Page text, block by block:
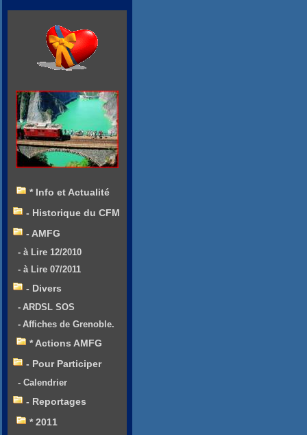
* Info et Actualité
- Historique du CFM
- AMFG
- à Lire 12/2010
- à Lire 07/2011
- Divers
- ARDSL SOS
- Affiches de Grenoble.
* Actions AMFG
- Pour Participer
- Calendrier
- Reportages
* 2011